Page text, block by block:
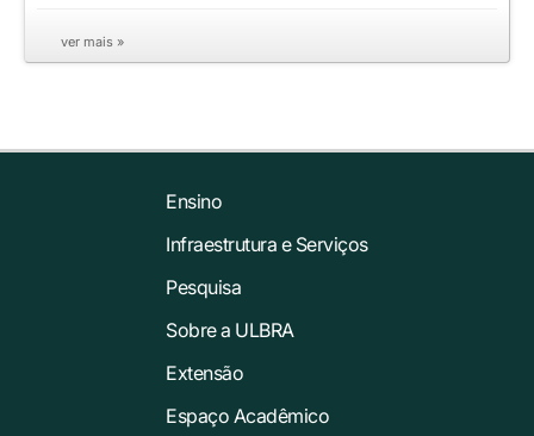
ver mais »
Ensino
Infraestrutura e Serviços
Pesquisa
Sobre a ULBRA
Extensão
Espaço Acadêmico